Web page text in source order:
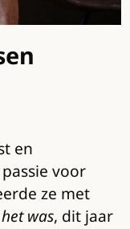
en
voor
ze met
was, dit jaar